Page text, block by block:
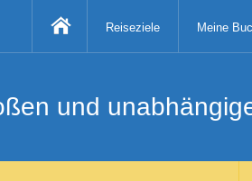
Reiseziele Meine
und